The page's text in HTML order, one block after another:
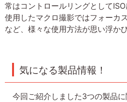
常はコントロールリングとして
使用したマクロ撮影ではフォーカ
など、様々な使用方法が思い浮か
気になる製品情報！
今回ご紹介しました3つの製品